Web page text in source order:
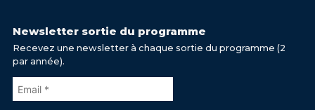
Newsletter sortie du programme
Recevez une newsletter à chaque sortie du programme (2
par année).